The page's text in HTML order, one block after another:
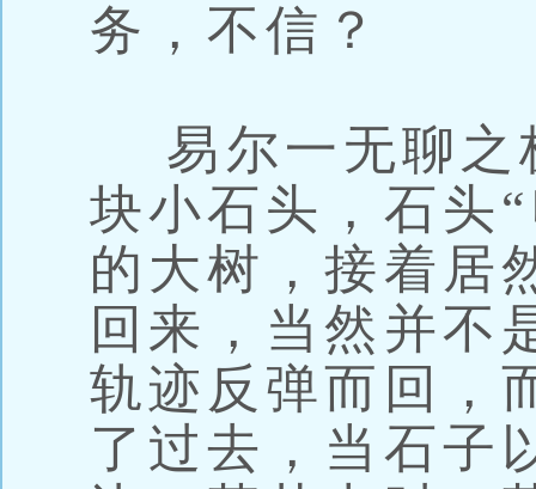
务，不信？
易尔一无聊之
块小石头，石头
的大树，接着居
回来，当然并不
轨迹反弹而回，
了过去，当石子